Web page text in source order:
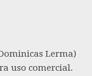
Lerma)
uso comercial.